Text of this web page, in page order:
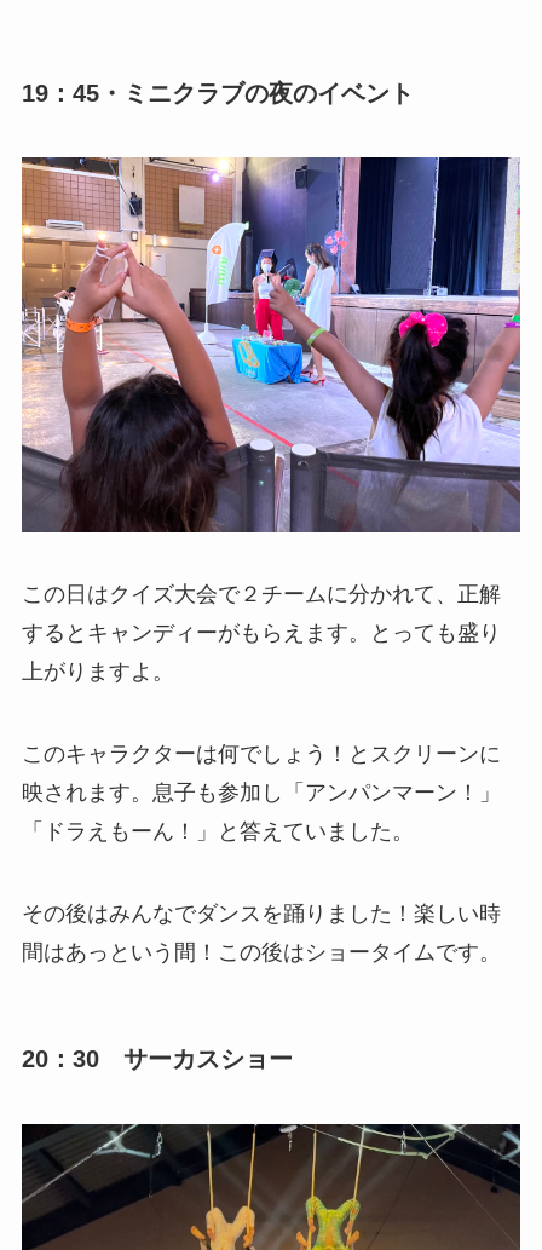
19：45・ミニクラブの夜のイベント
この日はクイズ大会で２チームに分かれて、正解
するとキャンディーがもらえます。とっても盛り
上がりますよ。
このキャラクターは何でしょう！とスクリーンに
映されます。息子も参加し「アンパンマーン！」
「ドラえもーん！」と答えていました。
その後はみんなでダンスを踊りました！楽しい時
間はあっという間！この後はショータイムです。
20：30 サーカスショー